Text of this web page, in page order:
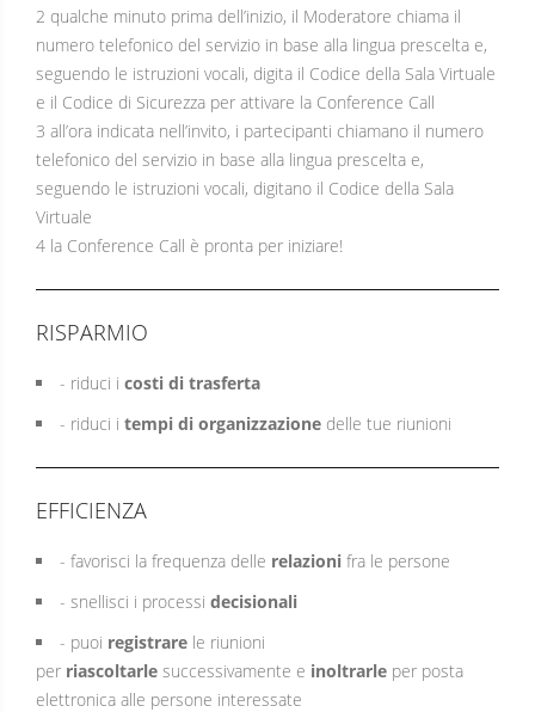
2 qualche minuto prima dell’inizio, il Moderatore chiama il
numero telefonico del servizio in base alla lingua prescelta e,
seguendo le istruzioni vocali, digita il Codice della Sala Virtuale
e il Codice di Sicurezza per attivare la Conference Call
3 all’ora indicata nell’invito, i partecipanti chiamano il numero
telefonico del servizio in base alla lingua prescelta e,
seguendo le istruzioni vocali, digitano il Codice della Sala
Virtuale
4 la Conference Call è pronta per iniziare!
RISPARMIO
- riduci i costi di trasferta
- riduci i tempi di organizzazione delle tue riunioni
EFFICIENZA
- favorisci la frequenza delle relazioni fra le persone
- snellisci i processi decisionali
- puoi registrare le riunioni
per riascoltarle successivamente e inoltrarle per posta
elettronica alle persone interessate